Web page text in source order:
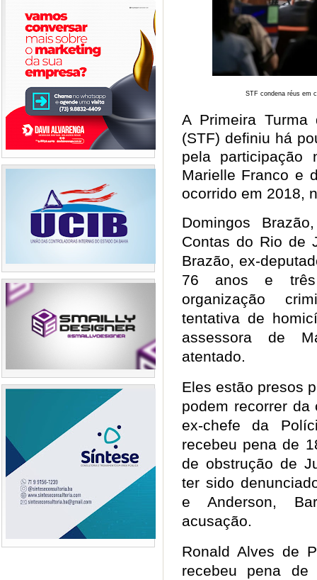
STF condena réus em
A Primeira Turma
(STF) definiu há
pela participação
Marielle Franco e
ocorrido em 2018,
Domingos
Contas do Rio de
Brazão, ex-
76 anos e
organização
tentativa de
assessora de
atentado.
Eles estão presos
podem recorrer da
ex-chefe da
recebeu pena de
de obstrução de
ter sido
e Anderson,
acusação.
Ronald Alves de
recebeu pena